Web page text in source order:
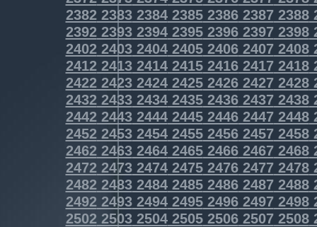
2382238323842385238623872388
2392239323942395239623972398
2402240324042405240624072408
2412241324142415241624172418
2422242324242425242624272428
2432243324342435243624372438
2442244324442445244624472448
2452245324542455245624572458
2462246324642465246624672468
2472247324742475247624772478
2482248324842485248624872488
2492249324942495249624972498
2502250325042505250625072508